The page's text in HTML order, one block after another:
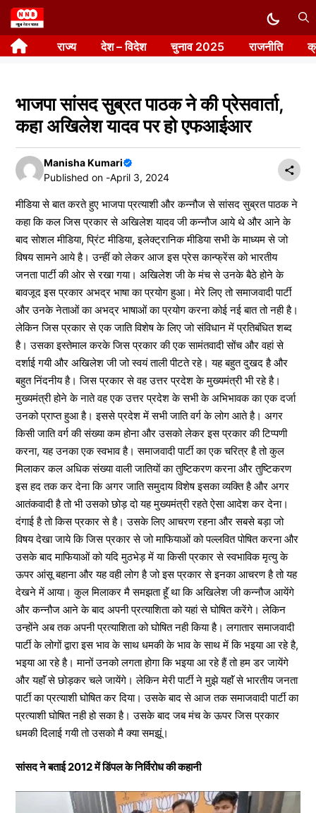
Skip
to
content राज्य देश – विदेश चुनाव 2025 राजनीति
भाजपा सांसद सुब्रत पाठक ने की प्रेसवार्ता,
कहा अखिलेश यादव पर हो एफआईआर
Manisha Kumari
Published on -April 3, 2024
मीडिया से बात करते हुए भाजपा प्रत्याशी और कन्नौज से सांसद सुब्रत पाठक ने
कहा कि कल जिस प्रकार से अखिलेश यादव जी कन्नौज आये थे और आने के
बाद सोशल मीडिया, प्रिंट मीडिया, इलेक्ट्रानिक मीडिया सभी के माध्यम से जो
विषय सामने आये है। उन्हीं को लेकर आज इस प्रेस कान्फ्रेंस को भारतीय
जनता पार्टी की ओर से रखा गया। अखिलेश जी के मंच से उनके बैठे होने के
बावजूद इस प्रकार अभद्र भाषा का प्रयोग हुआ। मेरे लिए तो समाजवादी पार्टी
और उनके नेताओं का अभद्र भाषाओं का प्रयोग करना कोई नई बात तो नही है।
लेकिन जिस प्रकार से एक जाति विशेष के लिए जो संविधान में प्रतिबंधित शब्द
है। उसका इस्तेमाल करके जिस प्रकार की एक सामंतवादी सोंच और वहां से
दर्शाई गयी और अखिलेश जी जो स्वयं ताली पीटते रहे। यह बहुत दुखद है और
बहुत निंदनीय है। जिस प्रकार से वह उत्तर प्रदेश के मुख्यमंत्री भी रहे है।
मुख्यमंत्री होने के नाते वह एक उत्तर प्रदेश के सभी के अभिभावक का एक दर्जा
उनको प्राप्त हुआ है। इससे प्रदेश में सभी जाति वर्ग के लोग आते है। अगर
किसी जाति वर्ग की संख्या कम होना और उसको लेकर इस प्रकार की टिप्पणी
करना, यह उनका एक स्वभाव है। समाजवादी पार्टी का एक चरित्र है तो कुल
मिलाकर कल अधिक संख्या वाली जातियों का तुष्टिकरण करना और तुष्टिकरण
इस हद तक कर देना कि अगर जाति समुदाय विशेष इसका व्यक्ति है और अगर
आतंकवादी है तो भी उसको छोड़ दो यह मुख्यमंत्री रहते ऐसा आदेश कर देना।
दंगाई है तो किस प्रकार से है। उसके लिए आचरण रहना और सबसे बड़ा जो
विषय देखा जाये कि जिस प्रकार से जो माफियाओं को पल्लवित पोषित करना और
उसके बाद माफियाओं को यदि मुठभेड़ में या किसी प्रकार से स्वभाविक मृत्यु के
ऊपर आंसू बहाना और यह वही लोग है जो इस प्रकार से इनका आचरण है तो यह
देखने में आया। कुल मिलाकर मै समझता हॅूं था कि अखिलेश जी कन्नौज आयेंगे
और कन्नौज आने के बाद अपनी प्रत्याशिता को यहां से घोषित करेंगे। लेकिन
उन्होंने अब तक अपनी प्रत्याशिता को घोषित नही किया है। लगातार समाजवादी
पार्टी के लोगों द्वारा इस भाव के साथ धमकी के भाव के साथ में कि भइया आ रहे है,
भइया आ रहे है। मानों उनको लगता होगा कि भइया आ रहे हैं तो हम डर जायेंगे
और यहाॅं से छोड़कर चले जायेंगे। लेकिन मेरी पार्टी ने मुझे यहाॅं से भारतीय जनता
पार्टी का प्रत्याशी घोषित कर दिया। उसके बाद से आज तक समाजवादी पार्टी का
प्रत्याशी घोषित नही हो सका है। उसके बाद जब मंच के ऊपर जिस प्रकार
धमकी दिलाई गयी तो उसको मै क्या समझूं।
सांसद ने बताई 2012 में डिंपल के निर्विरोध की कहानी